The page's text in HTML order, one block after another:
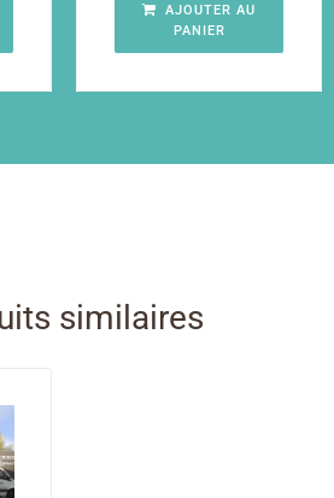
AJOUTER AU
PANIER
similaires